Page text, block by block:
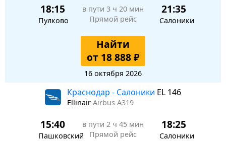
18:15
Пулково
в пути 3 ч 20 мин
Прямой рейс
21:35
Салоники
Найти
от 18 888 ₽
16 октября 2026
Краснодар - Салоники EL 146
Ellinair Airbus A319
15:40
Пашковский
в пути 2 ч 45 мин
Прямой рейс
18:25
Салоники